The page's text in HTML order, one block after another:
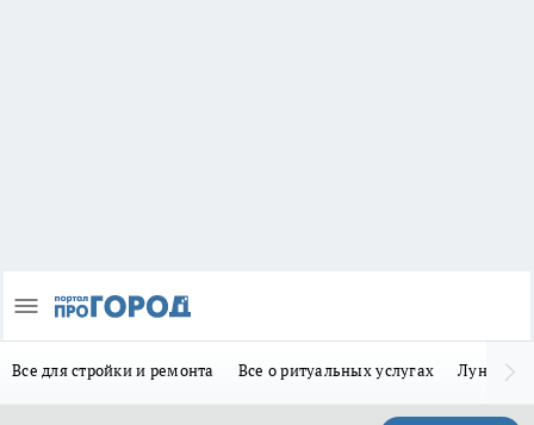
Все для стройки и ремонта Все о ритуальных услугах Лунно-